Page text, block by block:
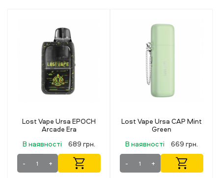
Lost Vape Ursa CAP Mint
Green
В наявності
669 грн.
- +
Lost Vape Ursa CAP Solo
Charm
В наявності
669 грн.
- +